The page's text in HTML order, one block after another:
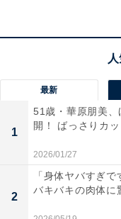
最新
1
51歳・華原朋美
開！ ばっさりカ
2026/01/27
2
「身体ヤバすぎ
バキバキの肉体に